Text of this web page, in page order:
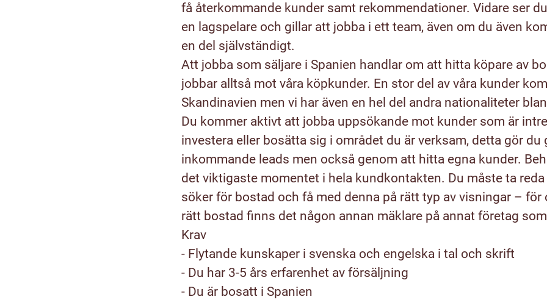
få återkommande kunder samt rekommendationer. Vidare ser
en lagspelare och gillar att jobba i ett team, även om du även
en del självständigt.
Att jobba som säljare i Spanien handlar om att hitta köpare av
jobbar alltså mot våra köpkunder. En stor del av våra kunder
Skandinavien men vi har även en hel del andra nationaliteter
Du kommer aktivt att jobba uppsökande mot kunder som är
investera eller bosätta sig i området du är verksam, detta gör du
inkommande leads men också genom att hitta egna kunder.
det viktigaste momentet i hela kundkontakten. Du måste ta
söker för bostad och få med denna på rätt typ av visningar – för
rätt bostad finns det någon annan mäklare på annat företag
Krav
- Flytande kunskaper i svenska och engelska i tal och skrift
- Du har 3-5 års erfarenhet av försäljning
- Du är bosatt i Spanien